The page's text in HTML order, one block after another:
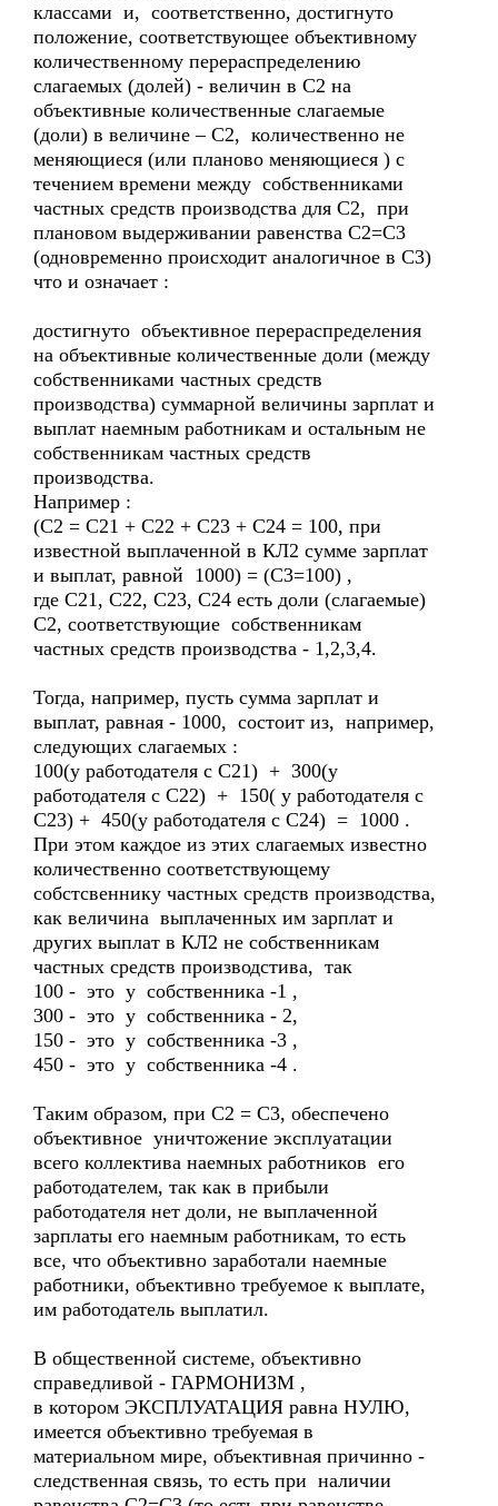
классами и, соответственно, достигнуто
положение, соответствующее объективному
количественному перераспределению
слагаемых (долей) - величин в С2 на
объективные количественные слагаемые
(доли) в величине – С2, количественно не
меняющиеся (или планово меняющиеся ) с
течением времени между собственниками
частных средств производства для С2, при
плановом выдерживании равенства С2=С3
(одновременно происходит аналогичное в С3)
что и означает :
достигнуто объективное перераспределения
на объективные количественные доли (между
собственниками частных средств
производства) суммарной величины зарплат и
выплат наемным работникам и остальным не
собственникам частных средств
производства.
Например :
(С2 = С21 + С22 + С23 + С24 = 100, при
известной выплаченной в КЛ2 сумме зарплат
и выплат, равной 1000) = (С3=100) ,
где С21, С22, С23, С24 есть доли (слагаемые)
С2, соответствующие собственникам
частных средств производства - 1,2,3,4.
Тогда, например, пусть сумма зарплат и
выплат, равная - 1000, состоит из, например,
следующих слагаемых :
100(у работодателя с С21) + 300(у
работодателя с С22) + 150( у работодателя с
С23) + 450(у работодателя с С24) = 1000 .
При этом каждое из этих слагаемых известно
количественно соответствующему
собстсвеннику частных средств производства,
как величина выплаченных им зарплат и
других выплат в КЛ2 не собственникам
частных средств производстива, так
100 - это у собственника -1 ,
300 - это у собственника - 2,
150 - это у собственника -3 ,
450 - это у собственника -4 .
Таким образом, при С2 = С3, обеспечено
объективное уничтожение эксплуатации
всего коллектива наемных работников его
работодателем, так как в прибыли
работодателя нет доли, не выплаченной
зарплаты его наемным работникам, то есть
все, что объективно заработали наемные
работники, объективно требуемое к выплате,
им работодатель выплатил.
В общественной системе, объективно
справедливой - ГАРМОНИЗМ ,
в котором ЭКСПЛУАТАЦИЯ равна НУЛЮ,
имеется объективно требуемая в
материальном мире, объективная причинно -
следственная связь, то есть при наличии